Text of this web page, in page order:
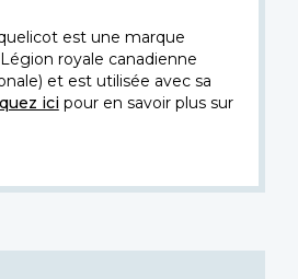
est une marque
royale canadienne
et est utilisée avec sa
icipour en savoir plus sur